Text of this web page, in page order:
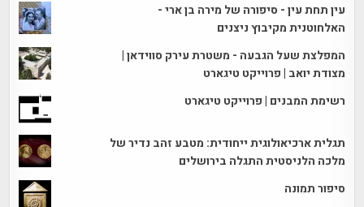
עין תחת עין - סיפורה של מירה בן ארי -
האלחוטנית מקיבוץ ניצנים
המפלצת שעל הגבעה - משטרת עירק סווידאן |
מצודת יואב | פרוייקט טיגארט
רשימת המבנים | פרוייקט טיגארט
תגלית ארכיאולוגית ייחודית: מטבע זהב נדיר של
מלכה הלניסטית התגלה בירושלים
סיפור תמונה